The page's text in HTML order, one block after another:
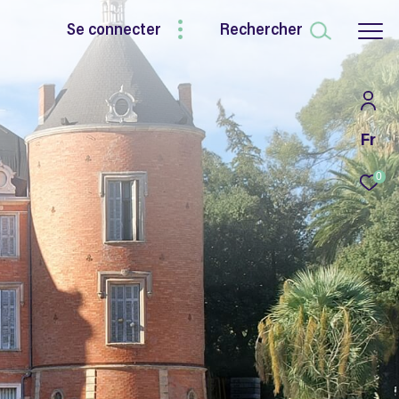
Fr
0
Se connecter Rechercher